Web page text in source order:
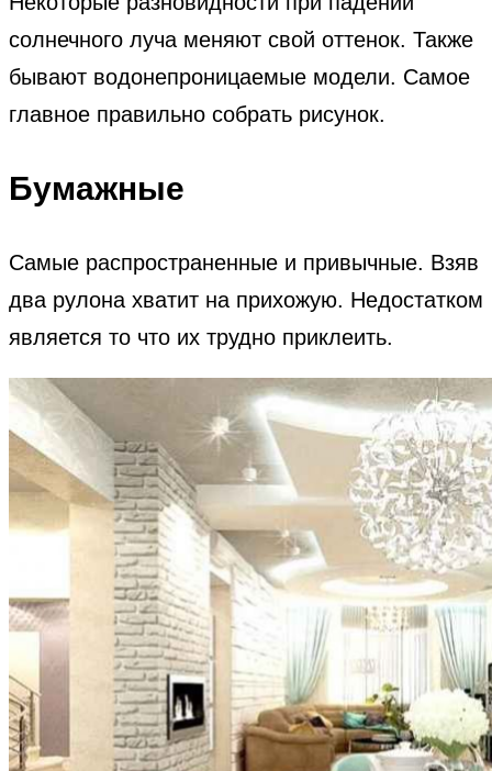
солнечного луча меняют свой оттенок. Также
бывают водонепроницаемые модели. Самое
главное правильно собрать рисунок.
Бумажные
Самые распространенные и привычные. Взяв
два рулона хватит на прихожую. Недостатком
является то что их трудно приклеить.